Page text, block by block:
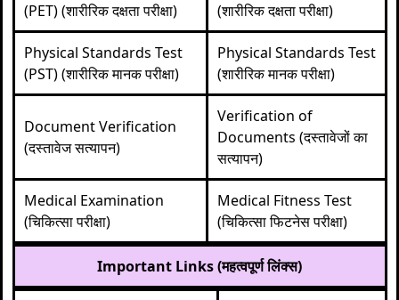
(PET) (शारीरिक दक्षता परीक्षा)
(शारीरिक दक्षता परीक्षा)
Physical Standards Test
(PST) (शारीरिक मानक परीक्षा)
Physical Standards Test
(शारीरिक मानक परीक्षा)
Document Verification
(दस्तावेज सत्यापन)
Verification of
Documents (दस्तावेजों का
सत्यापन)
Medical Examination
(चिकित्सा परीक्षा)
Medical Fitness Test
(चिकित्सा फिटनेस परीक्षा)
Important Links (महत्वपूर्ण लिंक्स)